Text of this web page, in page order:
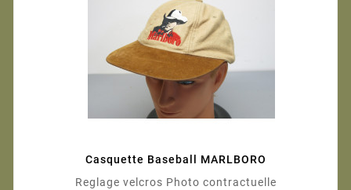
Casquette Baseball MARLBORO
Reglage velcros Photo contractuelle